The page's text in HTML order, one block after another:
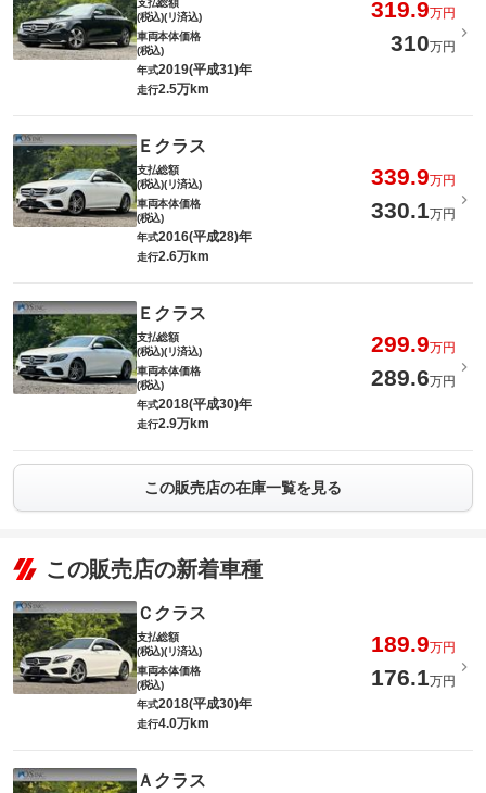
(税込)(リ済込)
319.9万円
車両本体価格
(税込)
310万円
年式2019(平成31)年
走行2.5万km
Ｅクラス
支払総額
(税込)(リ済込)
339.9万円
車両本体価格
(税込)
330.1万円
年式2016(平成28)年
走行2.6万km
Ｅクラス
支払総額
(税込)(リ済込)
299.9万円
車両本体価格
(税込)
289.6万円
年式2018(平成30)年
走行2.9万km
この販売店の在庫一覧を見る
この販売店の新着車種
Ｃクラス
支払総額
(税込)(リ済込)
189.9万円
車両本体価格
(税込)
176.1万円
年式2018(平成30)年
走行4.0万km
Ａクラス